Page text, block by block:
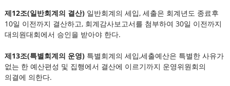
제12조(일반회계의 결산)일반회계의 세입, 세출은 회계년도 종료후
10일 이전까지 결산하고, 회계감사보고서를 첨부하여 30일 이전까지
대의원대회에서 승인을 받아야 한다.
제13조(특별회계의 운영)특별회계의 세입,세출예산은 특별한 사유가
없는 한 예산편성 및 집행에서 결산에 이르기까지 운영위원회의
의결에 의한다.